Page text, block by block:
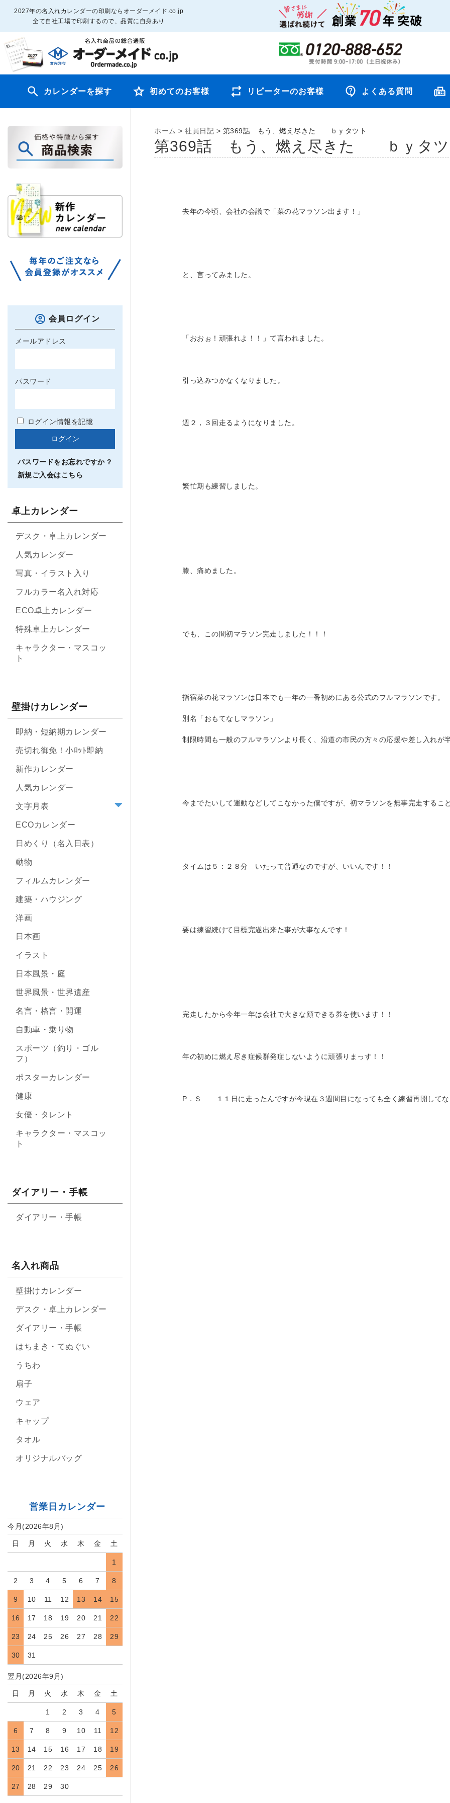
2027年の名入れカレンダーの印刷ならオーダーメイド.co.jp
全て自社工場で印刷するので、品質に自身あり
カレンダーを探す 初めてのお客様 リピーターのお客様 よくある質問
ホーム > 社員日記 > 第369話 もう、燃え尽きた ｂｙタツト
第369話 もう、燃え尽きた ｂｙタ
去年の今頃、会社の会議で「菜の花マラソン出ます！」
と、言ってみました。
「おおぉ！頑張れよ！！」て言われました。
引っ込みつかなくなりました。
週２，３回走るようになりました。
繁忙期も練習しました。
膝、痛めました。
でも、この間初マラソン完走しました！！！
指宿菜の花マラソンは日本でも一年の一番初めにある公式のフルマラソンです。
別名「おもてなしマラソン」
制限時間も一般のフルマラソンより長く、沿道の市民の方々の応援や差し入れが
今までたいして運動などしてこなかった僕ですが、初マラソンを無事完走するこ
タイムは５：２８分 いたって普通なのですが、いいんです！！
要は練習続けて目標完遂出来た事が大事なんです！
完走したから今年一年は会社で大きな顔できる券を使います！！
年の初めに燃え尽き症候群発症しないように頑張りまっす！！
P．Ｓ １１日に走ったんですが今現在３週間目になっても全く練習再開して
会員ログイン
メールアドレス
パスワード
ログイン情報を記憶
パスワードをお忘れですか ?
新規ご入会はこちら
卓上カレンダー
デスク・卓上カレンダー
人気カレンダー
写真・イラスト入り
フルカラー名入れ対応
ECO卓上カレンダー
特殊卓上カレンダー
キャラクター・マスコッ
ト
壁掛けカレンダー
即納・短納期カレンダー
売切れ御免！小ﾛｯﾄ即納
新作カレンダー
人気カレンダー
文字月表
ECOカレンダー
日めくり（名入日表）
動物
フィルムカレンダー
建築・ハウジング
洋画
日本画
イラスト
日本風景・庭
世界風景・世界遺産
名言・格言・開運
自動車・乗り物
スポーツ（釣り・ゴル
フ）
ポスターカレンダー
健康
女優・タレント
キャラクター・マスコッ
ト
ダイアリー・手帳
ダイアリー・手帳
名入れ商品
壁掛けカレンダー
デスク・卓上カレンダー
ダイアリー・手帳
はちまき・てぬぐい
うちわ
扇子
ウェア
キャップ
タオル
オリジナルバッグ
営業日カレンダー
今月(2026年8月)
日 月 火 水 木 金 土
1
2 3 4 5 6 7 8
9 10 11 12 13 14 15
16 17 18 19 20 21 22
23 24 25 26 27 28 29
30 31
翌月(2026年9月)
日 月 火 水 木 金 土
1 2 3 4 5
6 7 8 9 10 11 12
13 14 15 16 17 18 19
20 21 22 23 24 25 26
27 28 29 30